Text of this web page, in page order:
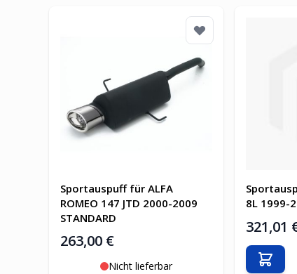
Sportauspuff für ALFA
ROMEO 147 JTD 2000-2009
STANDARD
263,00 €
Nicht lieferbar
8L 1999-
321,01
In